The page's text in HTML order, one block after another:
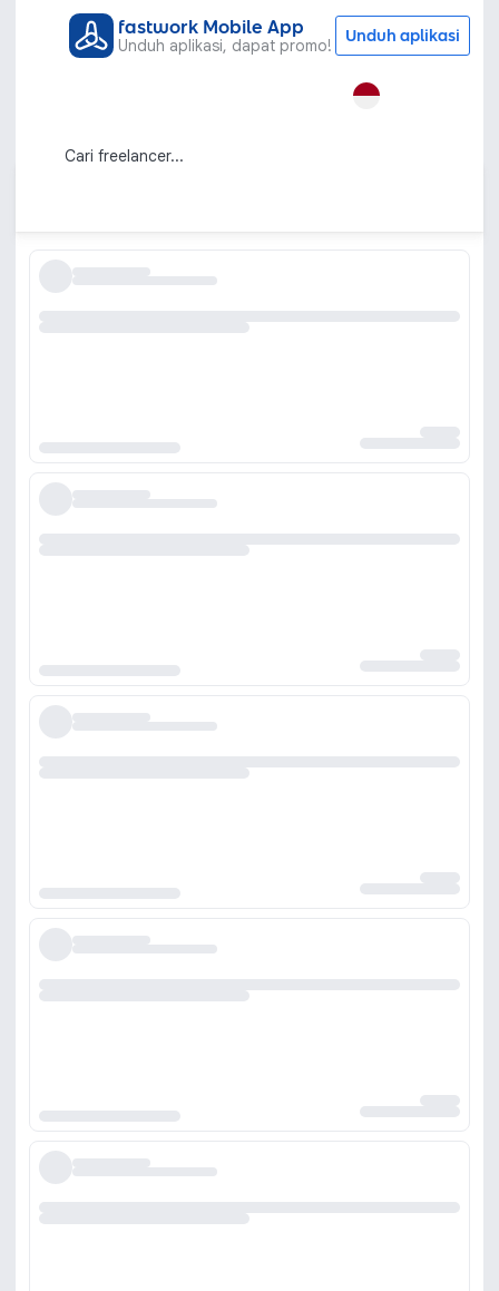
fastwork Mobile App
Unduh aplikasi, dapat promo! Unduh aplikasi
Les Privat
Semua Jenjang Pendidikan